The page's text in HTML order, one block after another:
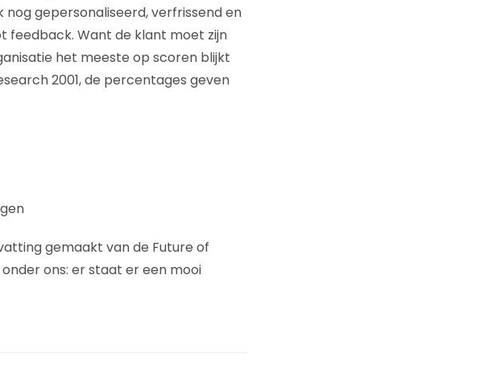
gepersonaliseerd, verfrissend en
feedback. Want de klant moet zijn
het meeste op scoren blijkt
2001, de percentages geven
gemaakt van de Future of
ons: er staat er een mooi